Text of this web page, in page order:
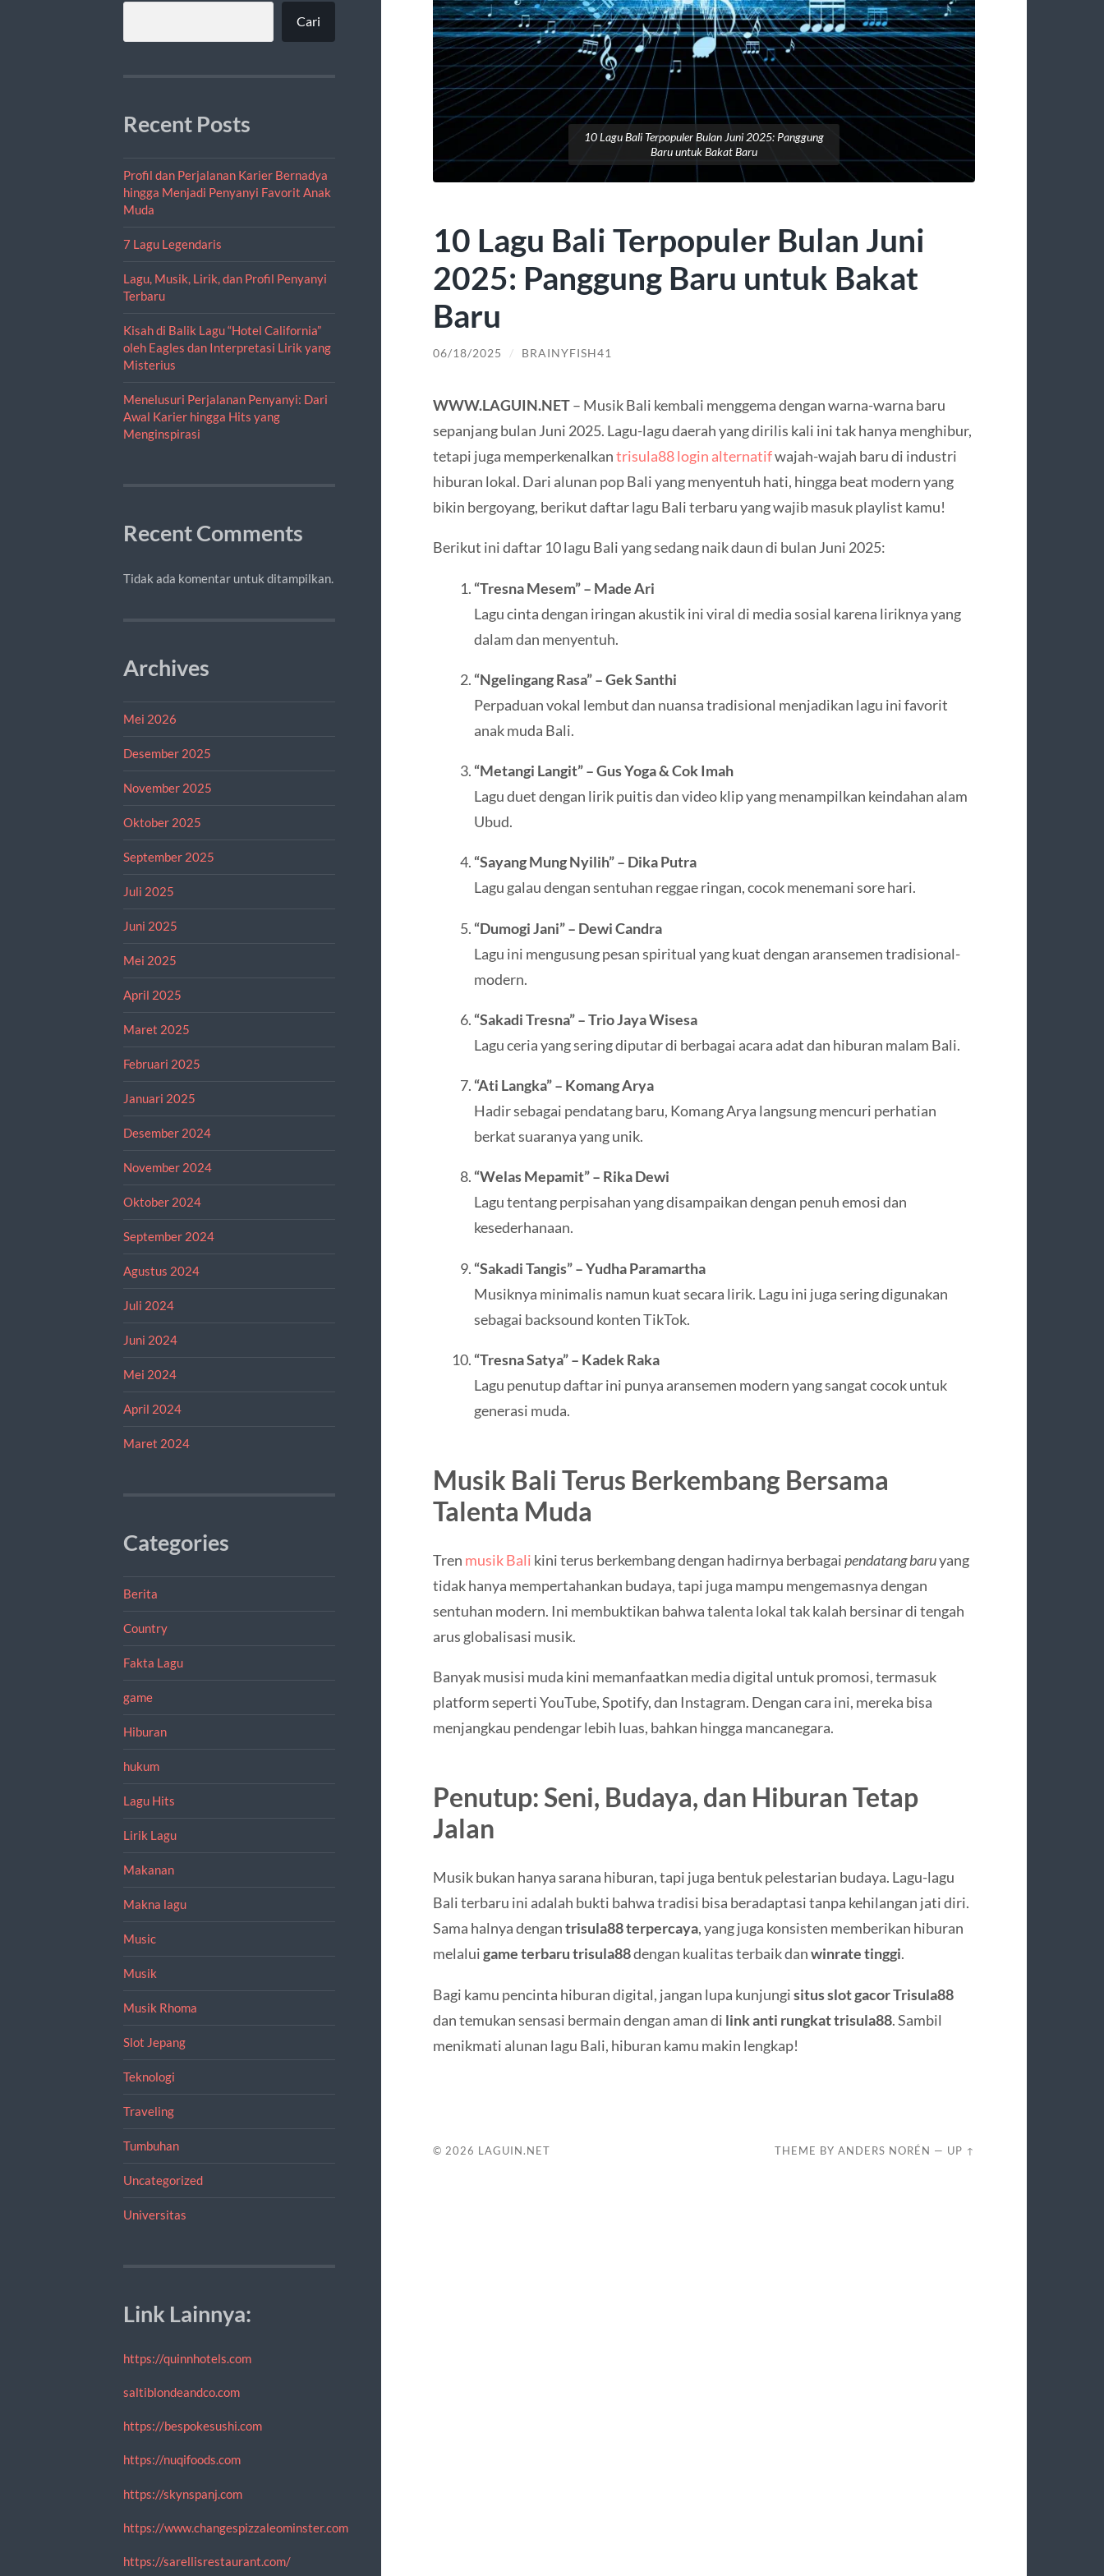
Cari
Recent Posts
Profil dan Perjalanan Karier Bernadya
hingga Menjadi Penyanyi Favorit Anak
Muda
7 Lagu Legendaris
Lagu, Musik, Lirik, dan Profil Penyanyi
Terbaru
Kisah di Balik Lagu “Hotel California”
oleh Eagles dan Interpretasi Lirik yang
Misterius
Menelusuri Perjalanan Penyanyi: Dari
Awal Karier hingga Hits yang
Menginspirasi
Recent Comments
Tidak ada komentar untuk ditampilkan.
Archives
Mei 2026
Desember 2025
November 2025
Oktober 2025
September 2025
Juli 2025
Juni 2025
Mei 2025
April 2025
Maret 2025
Februari 2025
Januari 2025
Desember 2024
November 2024
Oktober 2024
September 2024
Agustus 2024
Juli 2024
Juni 2024
Mei 2024
April 2024
Maret 2024
Categories
Berita
Country
Fakta Lagu
game
Hiburan
hukum
Lagu Hits
Lirik Lagu
Makanan
Makna lagu
Music
Musik
Musik Rhoma
Slot Jepang
Teknologi
Traveling
Tumbuhan
Uncategorized
Universitas
Link Lainnya:
https://quinnhotels.com
saltiblondeandco.com
https://bespokesushi.com
https://nuqifoods.com
https://skynspanj.com
https://www.changespizzaleominster.com
https://sarellisrestaurant.com/
10 Lagu Bali Terpopuler Bulan Juni 2025: Panggung
Baru untuk Bakat Baru
10 Lagu Bali Terpopuler Bulan Juni
2025: Panggung Baru untuk Bakat
Baru
06/18/2025 / BRAINYFISH41
WWW.LAGUIN.NET– Musik Bali kembali menggema dengan warna-warna baru
sepanjang bulan Juni 2025. Lagu-lagu daerah yang dirilis kali ini tak hanya menghibur,
tetapi juga memperkenalkantrisula88 login alternatifwajah-wajah baru di industri
hiburan lokal. Dari alunan pop Bali yang menyentuh hati, hingga beat modern yang
bikin bergoyang, berikut daftar lagu Bali terbaru yang wajib masuk playlist kamu!
Berikut ini daftar 10 lagu Bali yang sedang naik daun di bulan Juni 2025:
“Tresna Mesem” – Made Ari
Lagu cinta dengan iringan akustik ini viral di media sosial karena liriknya yang
dalam dan menyentuh.
“Ngelingang Rasa” – Gek Santhi
Perpaduan vokal lembut dan nuansa tradisional menjadikan lagu ini favorit
anak muda Bali.
“Metangi Langit” – Gus Yoga & Cok Imah
Lagu duet dengan lirik puitis dan video klip yang menampilkan keindahan alam
Ubud.
“Sayang Mung Nyilih” – Dika Putra
Lagu galau dengan sentuhan reggae ringan, cocok menemani sore hari.
“Dumogi Jani” – Dewi Candra
Lagu ini mengusung pesan spiritual yang kuat dengan aransemen tradisional-
modern.
“Sakadi Tresna” – Trio Jaya Wisesa
Lagu ceria yang sering diputar di berbagai acara adat dan hiburan malam Bali.
“Ati Langka” – Komang Arya
Hadir sebagai pendatang baru, Komang Arya langsung mencuri perhatian
berkat suaranya yang unik.
“Welas Mepamit” – Rika Dewi
Lagu tentang perpisahan yang disampaikan dengan penuh emosi dan
kesederhanaan.
“Sakadi Tangis” – Yudha Paramartha
Musiknya minimalis namun kuat secara lirik. Lagu ini juga sering digunakan
sebagai backsound konten TikTok.
“Tresna Satya” – Kadek Raka
Lagu penutup daftar ini punya aransemen modern yang sangat cocok untuk
generasi muda.
Musik Bali Terus Berkembang Bersama
Talenta Muda
Tren musik Bali kini terus berkembang dengan hadirnya berbagaipendatang baruyang
tidak hanya mempertahankan budaya, tapi juga mampu mengemasnya dengan
sentuhan modern. Ini membuktikan bahwa talenta lokal tak kalah bersinar di tengah
arus globalisasi musik.
Banyak musisi muda kini memanfaatkan media digital untuk promosi, termasuk
platform seperti YouTube, Spotify, dan Instagram. Dengan cara ini, mereka bisa
menjangkau pendengar lebih luas, bahkan hingga mancanegara.
Penutup: Seni, Budaya, dan Hiburan Tetap
Jalan
Musik bukan hanya sarana hiburan, tapi juga bentuk pelestarian budaya. Lagu-lagu
Bali terbaru ini adalah bukti bahwa tradisi bisa beradaptasi tanpa kehilangan jati diri.
Sama halnya dengantrisula88 terpercaya, yang juga konsisten memberikan hiburan
melaluigame terbaru trisula88dengan kualitas terbaik danwinrate tinggi.
Bagi kamu pencinta hiburan digital, jangan lupa kunjungisitus slot gacor Trisula88
dan temukan sensasi bermain dengan aman di link anti rungkat trisula88. Sambil
menikmati alunan lagu Bali, hiburan kamu makin lengkap!
© 2026 LAGUIN.NET THEME BYANDERS NORÉN — UP ↑